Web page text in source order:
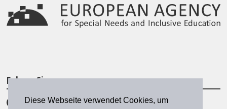
Diese Webseite verwendet Cookies, um
Folgen Sie uns